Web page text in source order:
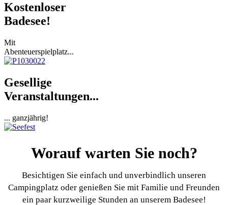
Kostenloser
Badesee!
Mit
Abenteuerspielplatz...
Gesellige
Veranstaltungen...
... ganzjährig!
Worauf warten Sie noch?
Besichtigen Sie einfach und unverbindlich unseren
Campingplatz oder genießen Sie mit Familie und Freunden
ein paar kurzweilige Stunden an unserem Badesee!